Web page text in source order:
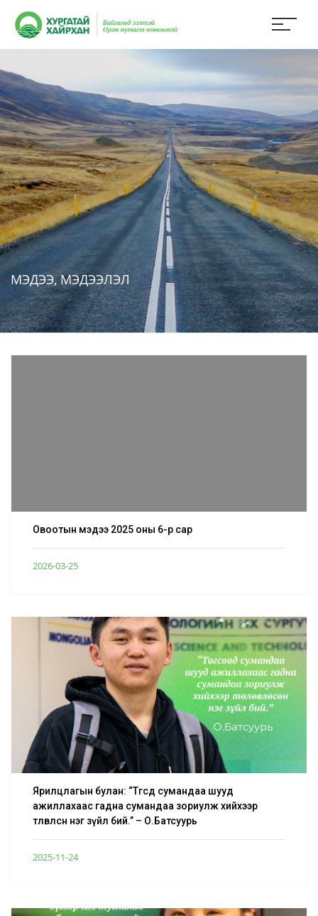
МЭДЭЭ, МЭДЭЭЛЭЛ
Овоотын мэдээ 2025 оны 6-р сар
2026-03-25
Ярилцлагын булан: “Төгсөөд сумандаа шууд
ажиллахаас гадна сумандаа зориулж хийхээр
төлөвлөсөн нэг зүйл бий.” – О.Батсуурь
2025-11-24